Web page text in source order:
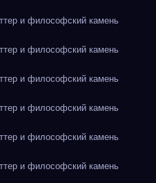
и философский камень
и философский камень
и философский камень
и философский камень
и философский камень
и философский камень